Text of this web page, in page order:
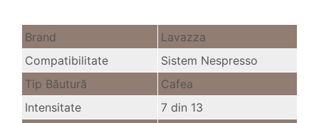
Brand
Lavazza
Compatibilitate
Sistem Nespresso
Tip Băutură
Cafea
Intensitate
7 din 13